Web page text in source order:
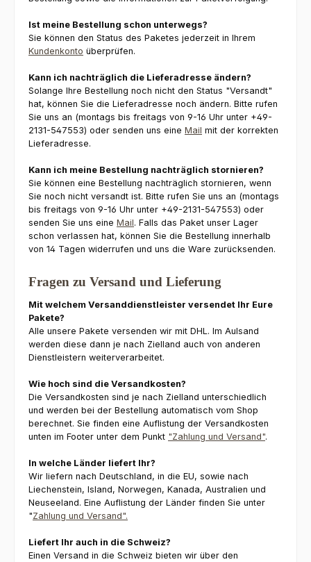
Ist meine Bestellung schon unterwegs?
Sie können den Status des Paketes jederzeit in Ihrem
Kundenkonto überprüfen.
Kann ich nachträglich die Lieferadresse ändern?
Solange Ihre Bestellung noch nicht den Status "Versandt"
hat, können Sie die Lieferadresse noch ändern. Bitte rufen
Sie uns an (montags bis freitags von 9-16 Uhr unter +49-
2131-547553) oder senden uns eine Mail mit der korrekten
Lieferadresse.
Kann ich meine Bestellung nachträglich stornieren?
Sie können eine Bestellung nachträglich stornieren, wenn
Sie noch nicht versandt ist. Bitte rufen Sie uns an (montags
bis freitags von 9-16 Uhr unter +49-2131-547553) oder
senden Sie uns eine Mail. Falls das Paket unser Lager
schon verlassen hat, können Sie die Bestellung innerhalb
von 14 Tagen widerrufen und uns die Ware zurücksenden.
Fragen zu Versand und Lieferung
Mit welchem Versanddienstleister versendet Ihr Eure
Pakete?
Alle unsere Pakete versenden wir mit DHL. Im Aulsand
werden diese dann je nach Zielland auch von anderen
Dienstleistern weiterverarbeitet.
Wie hoch sind die Versandkosten?
Die Versandkosten sind je nach Zielland unterschiedlich
und werden bei der Bestellung automatisch vom Shop
berechnet. Sie finden eine Auflistung der Versandkosten
unten im Footer unter dem Punkt "Zahlung und Versand".
In welche Länder liefert Ihr?
Wir liefern nach Deutschland, in die EU, sowie nach
Liechenstein, Island, Norwegen, Kanada, Australien und
Neuseeland. Eine Auflistung der Länder finden Sie unter
"Zahlung und Versand".
Liefert Ihr auch in die Schweiz?
Einen Versand in die Schweiz bieten wir über den